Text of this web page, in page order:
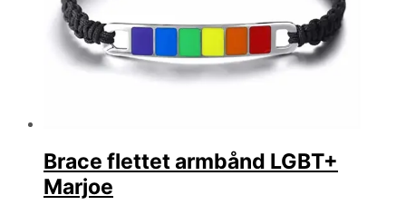
Brace flettet armbånd LGBT+
Marjoe